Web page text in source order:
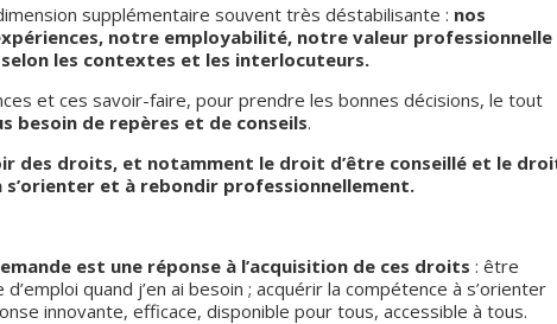
supplémentaire souvent très déstabilisante : nos
notre employabilité, notre valeur professionnelle
les contextes et les interlocuteurs.
et ces savoir-faire, pour prendre les bonnes décisions, le tout
besoin de repères et de conseils.
des droits, et notamment le droit d’être conseillé et le
et à rebondir professionnellement.
est une réponse à l’acquisition de ces droits : être
quand j’en ai besoin ; acquérir la compétence à s’orienter
innovante, efficace, disponible pour tous, accessible à tous.